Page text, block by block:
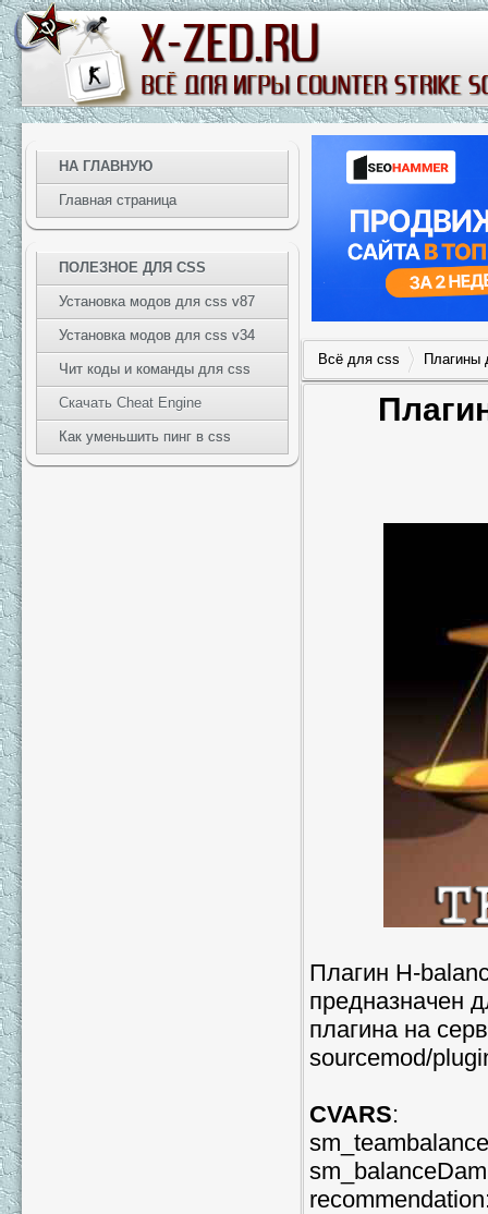
Всё для css Плагины
Плагин H-
предназначен
плагина на
sourcemod/
CVARS:
НА ГЛАВНУЮ
Главная страница
ПОЛЕЗНОЕ ДЛЯ CSS
Установка модов для css v87
Установка модов для css v34
Чит коды и команды для css
Скачать Cheat Engine
Как уменьшить пинг в css